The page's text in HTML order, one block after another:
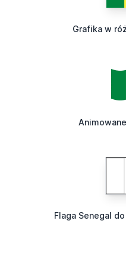
Grafika w
Flaga Senegal